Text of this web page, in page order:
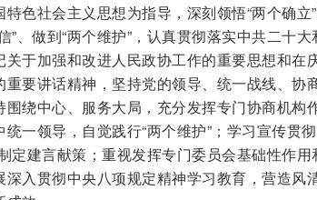
特色社会主义思想为指导，深刻领悟“两个确立
”、做到“两个维护”，认真贯彻落实中共二十
关于加强和改进人民政协工作的重要思想和在
重要讲话精神，坚持党的领导、统一战线、协
围绕中心、服务大局，充分发挥专门协商机构
统一领导，自觉践行“两个维护”；学习宣传贯
定建言献策；重视发挥专门委员会基础性作
深入贯彻中央八项规定精神学习教育，营造风